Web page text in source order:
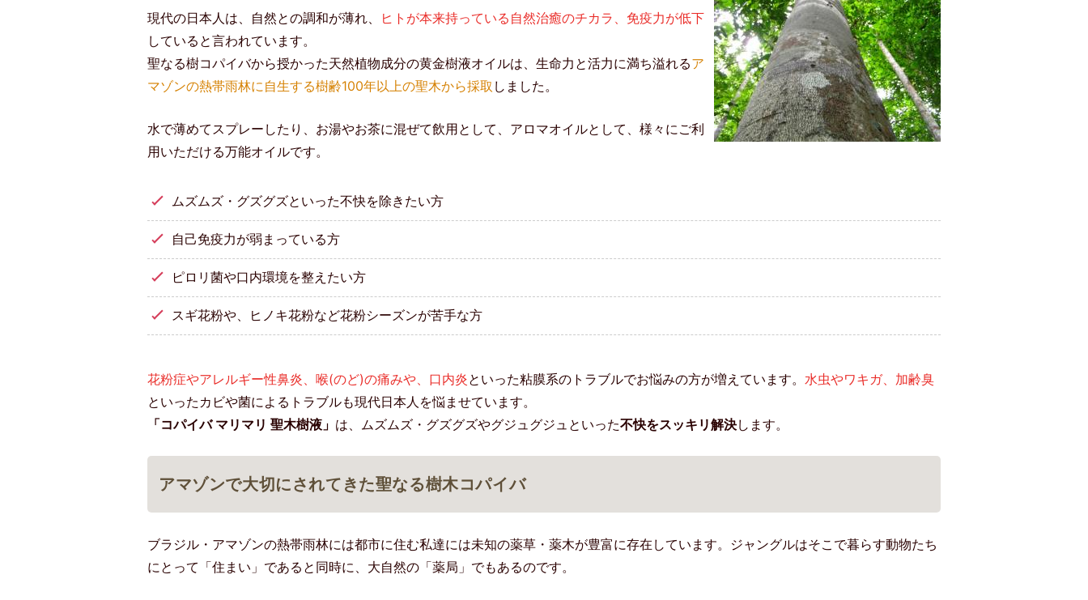
現代の日本人は、自然との調和が薄れ、
ヒトが本来持っている自然治癒のチカラ、免疫力が低下
していると言われています。
聖なる樹コパイバから授かった天然植物成分の黄金樹液オイルは、生命力と活力に満ち溢れるア
マゾンの熱帯雨林に自生する樹齢100年以上の聖木から採取 しました。
水で薄めてスプレーしたり、お湯やお茶に混ぜて飲用として、アロマオイルとして、様々にご利
用いただける万能オイルです。
ムズムズ・グズグズといった不快を除きたい方
自己免疫力が弱まっている方
ピロリ菌や口内環境を整えたい方
スギ花粉や、ヒノキ花粉など花粉シーズンが苦手な方
花粉症やアレルギー性鼻炎、喉(のど)の痛みや、口内炎といった粘膜系のトラブルでお悩みの方が増えています。 水虫やワキガ、加齢臭
といったカビや菌によるトラブルも現代日本人を悩ませています。
「コパイバ マリマリ 聖木樹液」 は、ムズムズ・グズグズやグジュグジュといった不快をスッキリ解決します。
アマゾンで大切にされてきた聖なる樹木コパイバ
ブラジル・アマゾンの熱帯雨林には都市に住む私達には未知の薬草・薬木が豊富に存在しています。ジャングルはそこで暮らす動物たち
にとって「住まい」であると同時に、大自然の「薬局」でもあるのです。